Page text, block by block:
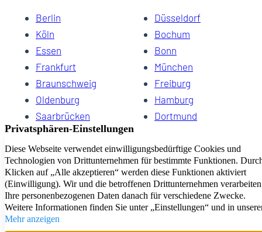
Berlin
Düsseldorf
Köln
Bochum
Essen
Bonn
Frankfurt
München
Braunschweig
Freiburg
Oldenburg
Hamburg
Saarbrücken
Dortmund
Hannover
Dresden
Kiel
Wuppertal
Bremen